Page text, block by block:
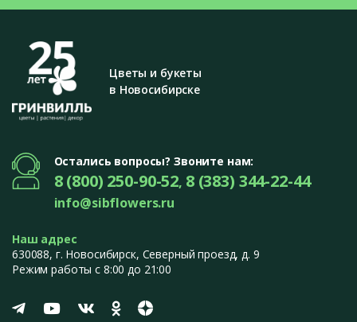
Цветы и букеты
в Новосибирске
Остались вопросы? Звоните нам:
8 (800) 250-90-52, 8 (383) 344-22-44
info@sibflowers.ru
Наш адрес
630088, г. Новосибирск, Северный проезд, д. 9
Режим работы с 8:00 до 21:00